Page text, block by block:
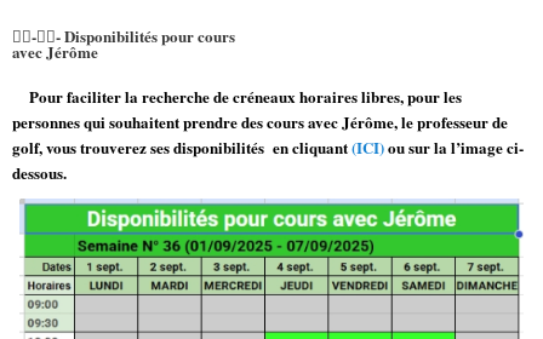
🏌️‍♀️-🏌️‍♂️- Disponibilités pour cours
avec Jérôme
Pour faciliter la recherche de créneaux horaires libres, pour les
personnes qui souhaitent prendre des cours avec Jérôme, le professeur de
golf, vous trouverez ses disponibilités en cliquant(ICI)ou sur la l’image ci-
dessous.